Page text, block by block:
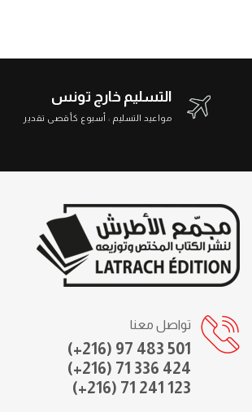
التسليم خارج تونس
مواعيد التسليم : أسبوع كأقصى تقدير
تواصل معنا
(+216) 97 483 501
(+216) 71 336 424
(+216) 71 241 123